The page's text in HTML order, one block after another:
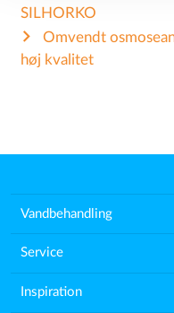
SILHORKO
Omvendt
høj kvalitet
Vandbehandling
Service
Inspiration